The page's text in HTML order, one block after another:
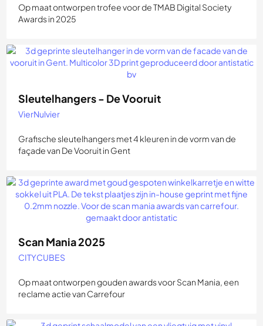
Op maat ontworpen trofee voor de TMAB Digital Society
Awards in 2025
Sleutelhangers - De Vooruit
VierNulvier
Grafische sleutelhangers met 4 kleuren in de vorm van de
façade van De Vooruit in Gent
Scan Mania 2025
CITYCUBES
Op maat ontworpen gouden awards voor Scan Mania, een
reclame actie van Carrefour